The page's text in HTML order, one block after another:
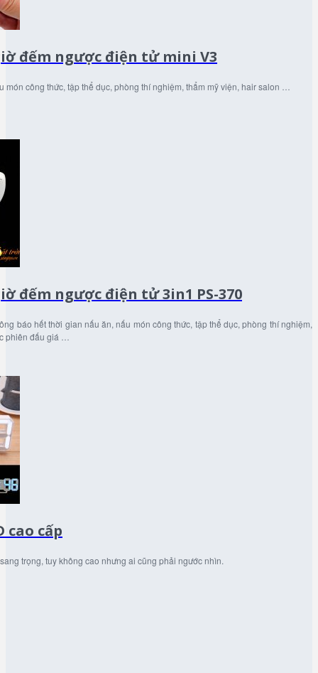
đếm ngược điện tử mini V3
món công thức, tập thể dục, phòng thí nghiệm, thẩm mỹ viện, hair salon …
đếm ngược điện tử 3in1 PS-370
báo hết thời gian nấu ăn, nấu món công thức, tập thể dục, phòng thí nghiệm,
phiên đấu giá …
cao cấp
trọng, tuy không cao nhưng ai cũng phải ngước nhìn.